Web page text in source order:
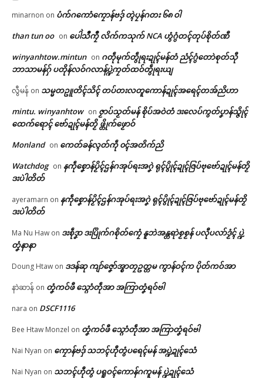
ကေတ်အဆက်
© ဌာန်ပရိုၚ်ဗၠးၜးမန်
အလဵုအသဳဍုၚ်ဗၟာတၟိကဵု လစွံစိုတ်
February 24, 2026
In "လိက်ပရေၚ်"
minarnon on ပံက်ဂကောံကၠောန်ဗဒှ် တ္ၚဲပၠန်ဂတး ၆၈ ဝါ
than tun oo on ပေါဲသဳကၠဳ လိက်ကသုက် NCA ဟွံဂွံတၚ်တုပ်စိုတ်ဏီ
winyanhtow.mintun on ဂတဵုမုက်တွဵုရးဍုၚ်မန်တံ ညံၚ်ဂွံတောဲစုတ်သီု
ဘာသာမန်ဂှ် ပတိုန်လဝ်ဂလာန်ပ္ဍဲကၠတ်ထဝ်တွဵုရးယျ
လွီမန် on သမ္မတဥူတိၚ်သိၚ် တပ်တးလတူကောန်ဍုၚ်အရေၚ်တအ်ညိဟာ
mintu. winyanhtow on ဇၟာပ်သၟတ်မန် စိုပ်အဝဲတံ ဒးလေပ်ကွတ်ပၞာန်သ္ဇိုၚ်
ထေက်ရောၚ် ဗော်ဍုၚ်မန်တၟိ ဖ္တိုက်ဖၟောဝ်
Monland on ကေတ်ခန်လ္ၚတ်ကဵု ၀ၚ်အတိက်ညိ
Watchdog on နကဵုစၞောန်ပၟိၚ်ဌန်ဂအုပ်ရးအဂၞဲ ရုၚ်ပွိုၚ်ဍုၚ်ဇြပ်ဗုဗော်ဍုၚ်မန်တၟိ
ဒးပဲါတိတ်
ayeramarn on နကဵုစၞောန်ပၟိၚ်ဌန်ဂအုပ်ရးအဂၞဲ ရုၚ်ပွိုၚ်ဍုၚ်ဇြပ်ဗုဗော်ဍုၚ်မန်တၟိ
ဒးပဲါတိတ်
Ma Nu Haw on ဒးစဵုဒၞာ ဒးပြိုက်ဂစိုတ်ကၠေံ နူဘဲအန္တရာဲစၟစၟန် ပလီုပလာ်ဒၟံၚ် ပ္ဍဲ
တၞံနာနာ
Doung Htaw on ဒဒန်ဆု ကျာ်ဇၞော်အ္စာတၠဥတ္တမ ကွာန်ဝၚ်က ပိုတ်ကဝ်အာ
နာဲဆာန် on တၞံကဝ်ဖီ သ္ဂောံတဵုအာ အကြာတၞံရဝ်ဗါ
nara on DSCF1116
Bee Htaw Monzel on တၞံကဝ်ဖီ သ္ဂောံတဵုအာ အကြာတၞံရဝ်ဗါ
Nai Nyan on ကၠောန်ဗဒှ် သဘၚ်ဟီုတွံပရေၚ်မန် အပ္ဍဲဍုၚ်သေံ
Nai Nyan on သဘၚ်ဟီုတွံ ပရူဝၚ်ကောန်ဂကူမန် ပ္ဍဲဍုၚ်သေံ